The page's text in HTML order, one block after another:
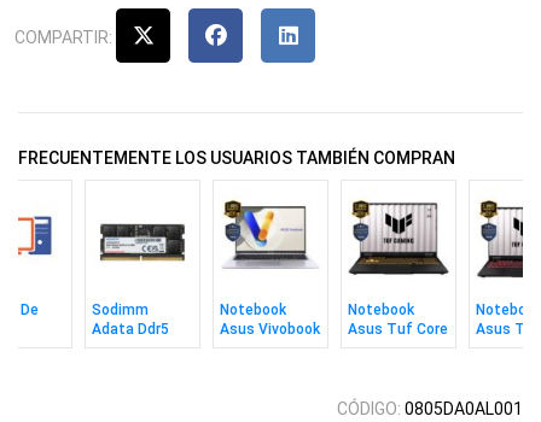
COMPARTIR:
FRECUENTEMENTE LOS USUARIOS TAMBIÉN COMPRAN
De
Sodimm
Adata Ddr5
8gb 5600 Cl46
Notebook
Asus Vivobook
C9 270h 16gb
Notebook
Asus Tuf Core
i7 16gb 512gb
Notebook
Asus Tuf
Ryzen 7
CÓDIGO: 0805DA0AL001